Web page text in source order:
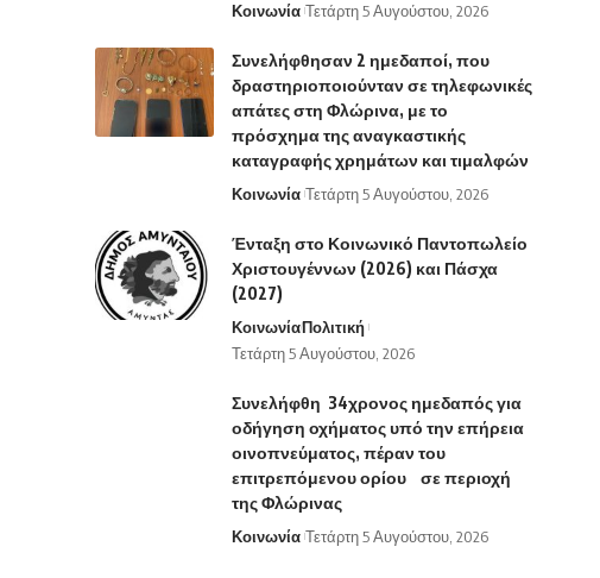
Κοινωνία Τετάρτη 5 Αυγούστου, 2026
Συνελήφθησαν 2 ημεδαποί, που
δραστηριοποιούνταν σε τηλεφωνικές
απάτες στη Φλώρινα, με το
πρόσχημα της αναγκαστικής
καταγραφής χρημάτων και τιμαλφών
Κοινωνία Τετάρτη 5 Αυγούστου, 2026
Ένταξη στο Κοινωνικό Παντοπωλείο
Χριστουγέννων (2026) και Πάσχα
(2027)
ΚοινωνίαΠολιτική
Τετάρτη 5 Αυγούστου, 2026
Συνελήφθη 34χρονος ημεδαπός για
οδήγηση οχήματος υπό την επήρεια
οινοπνεύματος, πέραν του
επιτρεπόμενου ορίου σε περιοχή
της Φλώρινας
Κοινωνία Τετάρτη 5 Αυγούστου, 2026